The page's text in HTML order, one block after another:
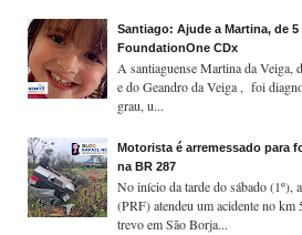
Santiago: Ajude a Martina, de
FoundationOne CDx
A santiaguense Martina da
e do Geandro da Veiga , foi
grau, u...
Motorista é arremessado para
na BR 287
No início da tarde do sábado (1º),
(PRF) atendeu um acidente no
trevo em São Borja...